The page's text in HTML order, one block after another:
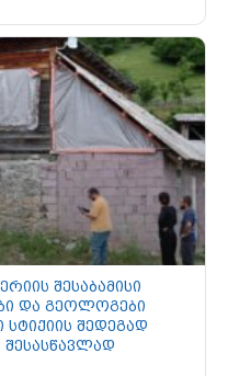
შესაბამისი
და გეოლოგები
შედეგად